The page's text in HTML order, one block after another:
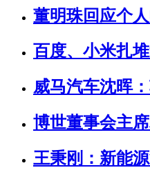
董明珠回应个
百度、小米扎
威马汽车沈晖
博世董事会主
王秉刚：新能